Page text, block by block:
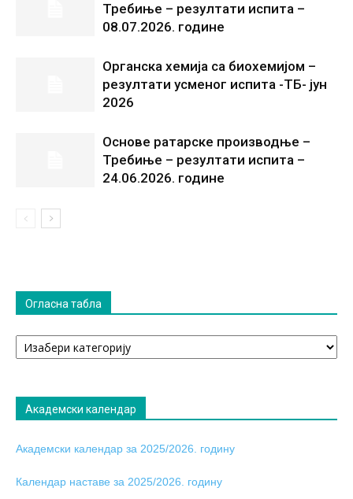
Требиње – резултати испита –
08.07.2026. године
Органска хемија са биохемијом –
резултати усменог испита -ТБ- јун
2026
Основе ратарске производње –
Требиње – резултати испита –
24.06.2026. године
Огласна табла
Огласна
табла
Академски календар
Академски календар за 2025/2026. годину
Календар наставе за 2025/2026. годину